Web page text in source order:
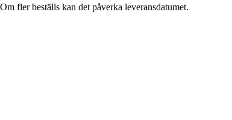
fler beställs kan det påverka leveransdatumet.